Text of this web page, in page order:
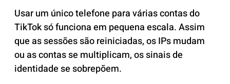
Usar um único telefone para várias contas do
TikTok só funciona em pequena escala. Assim
que as sessões são reiniciadas, os IPs mudam
ou as contas se multiplicam, os sinais de
identidade se sobrepõem.